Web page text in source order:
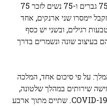
חיו; קמילה תעניק את המטבעות ל-75 גברים ו-75 נשים לזכר 75
יימסרו שני ארנקים, אחד
רגילים, ובשני יש כסף
בעיצוב שונה ונשמרים בדרך
על פי סיכום אחד, המלכה
שירותים במהלך שלטונה,
למעט 2020 ו-2021, שבוטלו עקב COVID-19. שתיים מתוך ארבע